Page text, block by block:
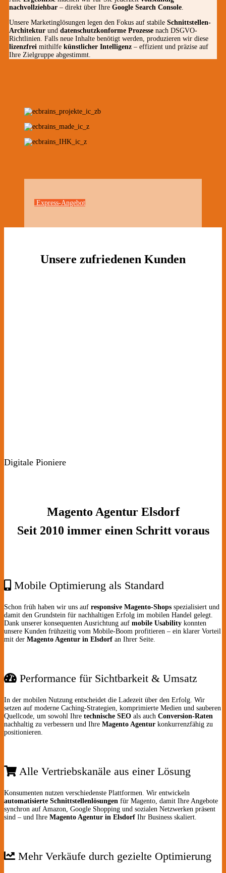
nachvollziehbar – direkt über Ihre Google Search Console.
Unsere Marketinglösungen legen den Fokus auf stabile Schnittstellen-
Architektur und datenschutzkonforme Prozesse nach DSGVO-
Richtlinien. Falls neue Inhalte benötigt werden, produzieren wir diese
lizenzfrei mithilfe künstlicher Intelligenz – effizient und präzise auf
Ihre Zielgruppe abgestimmt.
Express-Angebot
Unsere zufriedenen Kunden
Digitale Pioniere
Magento Agentur Elsdorf
Seit 2010 immer einen Schritt voraus
Mobile Optimierung als Standard
Schon früh haben wir uns auf responsive Magento-Shops spezialisiert und
damit den Grundstein für nachhaltigen Erfolg im mobilen Handel gelegt.
Dank unserer konsequenten Ausrichtung auf mobile Usability konnten
unsere Kunden frühzeitig vom Mobile-Boom profitieren – ein klarer Vorteil
mit der Magento Agentur in Elsdorf an Ihrer Seite.
Performance für Sichtbarkeit & Umsatz
In der mobilen Nutzung entscheidet die Ladezeit über den Erfolg. Wir
setzen auf moderne Caching-Strategien, komprimierte Medien und sauberen
Quellcode, um sowohl Ihre technische SEO als auch Conversion-Raten
nachhaltig zu verbessern und Ihre Magento Agentur konkurrenzfähig zu
positionieren.
Alle Vertriebskanäle aus einer Lösung
Konsumenten nutzen verschiedenste Plattformen. Wir entwickeln
automatisierte Schnittstellenlösungen für Magento, damit Ihre Angebote
synchron auf Amazon, Google Shopping und sozialen Netzwerken präsent
sind – und Ihre Magento Agentur in Elsdorf Ihr Business skaliert.
Mehr Verkäufe durch gezielte Optimierung